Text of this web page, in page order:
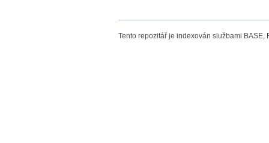
Tento repozitář je indexován službami BASE,